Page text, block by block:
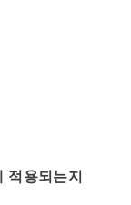
적용되는지